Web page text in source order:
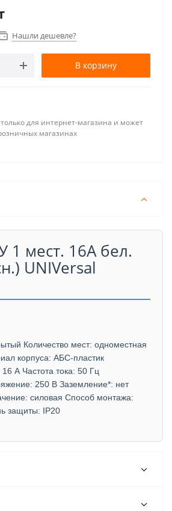
Нашли дешевле?
В корзину
для интернет-магазина и может
магазинах
1 мест. 16А бел.
UNIVersal
Количество мест: одноместная
корпуса: АБС-пластик
А Частота тока: 50 Гц
250 В Заземление*: нет
силовая Способ монтажа:
защиты: IP20